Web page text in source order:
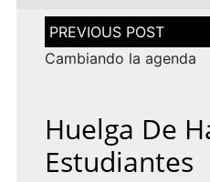
Navegación
de
entradas
Cambiando la agenda
Huelga De
Estudiantes